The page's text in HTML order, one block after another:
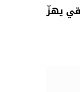
يهزّ